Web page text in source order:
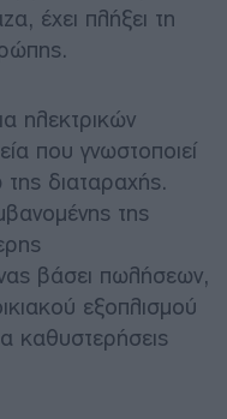
έχει πλήξει τη
ηλεκτρικών
που γνωστοποιεί
διαταραχής.
της
βάσει πωλήσεων,
εξοπλισμού
καθυστερήσεις